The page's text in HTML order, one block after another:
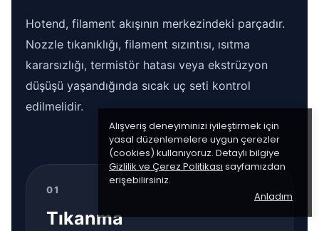
Alışveriş deneyiminizi iyileştirmek için
yasal düzenlemelere uygun çerezler
(cookies) kullanıyoruz. Detaylı bilgiye
Gizlilik ve Çerez Politikası sayfamızdan
erişebilirsiniz.
Anladım
Hotend, filament akışının merkezindeki parçadır.
Nozzle tıkanıklığı, filament sızıntısı, ısıtma
kararsızlığı, termistör hatası veya ekstrüzyon
düşüşü yaşandığında sıcak uç seti kontrol
edilmelidir.
01
Tıkanma